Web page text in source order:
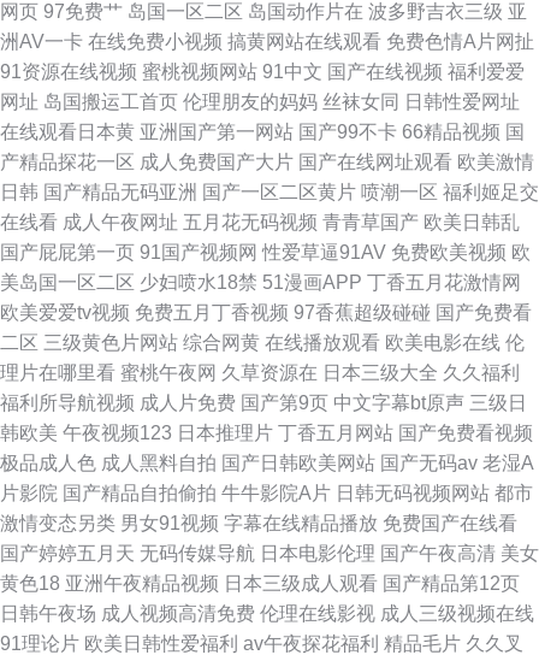
网页 97免费艹 岛国一区二区 岛国动作片在 波多野吉衣三级 亚
洲AV一卡 在线免费小视频 搞黄网站在线观看 免费色情A片网扯
91资源在线视频 蜜桃视频网站 91中文 国产在线视频 福利爱爱
网址 岛国搬运工首页 伦理朋友的妈妈 丝袜女同 日韩性爱网址
在线观看日本黄 亚洲国产第一网站 国产99不卡 66精品视频 国
产精品探花一区 成人免费国产大片 国产在线网址观看 欧美激情
日韩 国产精品无码亚洲 国产一区二区黄片 喷潮一区 福利姬足交
在线看 成人午夜网址 五月花无码视频 青青草国产 欧美日韩乱
国产屁屁第一页 91国产视频网 性爱草逼91AV 免费欧美视频 欧
美岛国一区二区 少妇喷水18禁 51漫画APP 丁香五月花激情网
欧美爱爱tv视频 免费五月丁香视频 97香蕉超级碰碰 国产免费看
二区 三级黄色片网站 综合网黄 在线播放观看 欧美电影在线 伦
理片在哪里看 蜜桃午夜网 久草资源在 日本三级大全 久久福利
福利所导航视频 成人片免费 国产第9页 中文字幕bt原声 三级日
韩欧美 午夜视频123 日本推理片 丁香五月网站 国产免费看视频
极品成人色 成人黑料自拍 国产日韩欧美网站 国产无码av 老湿A
片影院 国产精品自拍偷拍 牛牛影院A片 日韩无码视频网站 都市
激情变态另类 男女91视频 字幕在线精品播放 免费国产在线看
国产婷婷五月天 无码传媒导航 日本电影伦理 国产午夜高清 美女
黄色18 亚洲午夜精品视频 日本三级成人观看 国产精品第12页
日韩午夜场 成人视频高清免费 伦理在线影视 成人三级视频在线
91理论片 欧美日韩性爱福利 av午夜探花福利 精品毛片 久久叉